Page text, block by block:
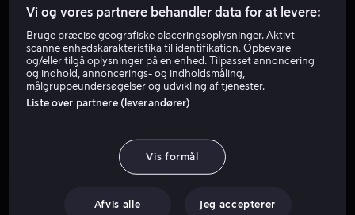
Instruktør
Vi og vores partnere behandler data for at levere:
Bruge præcise geografiske placeringsoplysninger. Aktivt
scanne enhedskarakteristika til identifikation. Opbevare
og/eller tilgå oplysninger på en enhed. Tilpasset annoncering
og indhold, annoncerings- og indholdsmåling,
målgruppeundersøgelser og udvikling af tjenester.
Liste over partnere (leverandører)
Vis formål
Afvis alle Jeg accepterer